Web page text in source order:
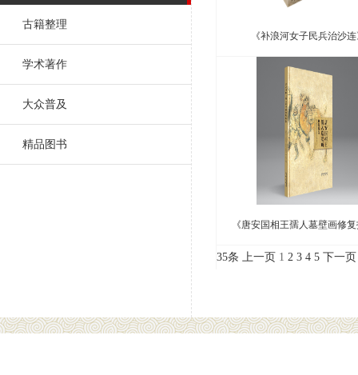
古籍整理
学术著作
大众普及
精品图书
《补浪河女子民兵治沙
《唐安国相王孺人墓壁画修
35条 上一页 1 2 3 4 5 下一页